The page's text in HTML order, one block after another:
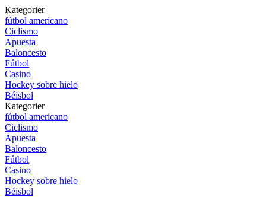
Kategorier
fútbol americano
Ciclismo
Apuesta
Baloncesto
Fútbol
Casino
Hockey sobre hielo
Béisbol
Kategorier
fútbol americano
Ciclismo
Apuesta
Baloncesto
Fútbol
Casino
Hockey sobre hielo
Béisbol